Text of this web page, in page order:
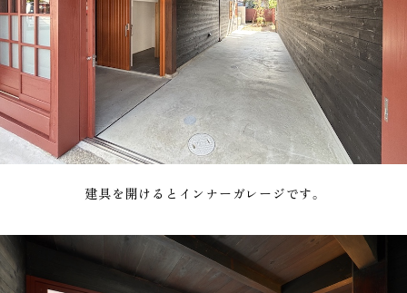
建具を開けるとインナーガレージです。